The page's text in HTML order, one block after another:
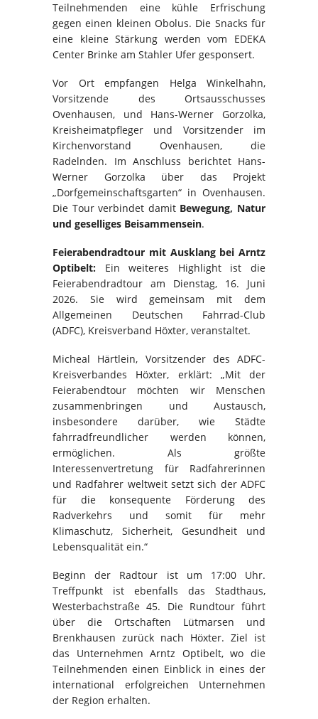
Teilnehmenden eine kühle Erfrischung
gegen einen kleinen Obolus. Die Snacks für
eine kleine Stärkung werden vom EDEKA
Center Brinke am Stahler Ufer gesponsert.
Vor Ort empfangen Helga Winkelhahn,
Vorsitzende des Ortsausschusses
Ovenhausen, und Hans-Werner Gorzolka,
Kreisheimatpfleger und Vorsitzender im
Kirchenvorstand Ovenhausen, die
Radelnden. Im Anschluss berichtet Hans-
Werner Gorzolka über das Projekt
„Dorfgemeinschaftsgarten“ in Ovenhausen.
Die Tour verbindet damit Bewegung, Natur
und geselliges Beisammensein.
Feierabendradtour mit Ausklang bei Arntz
Optibelt: Ein weiteres Highlight ist die
Feierabendradtour am Dienstag, 16. Juni
2026. Sie wird gemeinsam mit dem
Allgemeinen Deutschen Fahrrad-Club
(ADFC), Kreisverband Höxter, veranstaltet.
Micheal Härtlein, Vorsitzender des ADFC-
Kreisverbandes Höxter, erklärt: „Mit der
Feierabendtour möchten wir Menschen
zusammenbringen und Austausch,
insbesondere darüber, wie Städte
fahrradfreundlicher werden können,
ermöglichen. Als größte
Interessenvertretung für Radfahrerinnen
und Radfahrer weltweit setzt sich der ADFC
für die konsequente Förderung des
Radverkehrs und somit für mehr
Klimaschutz, Sicherheit, Gesundheit und
Lebensqualität ein.“
Beginn der Radtour ist um 17:00 Uhr.
Treffpunkt ist ebenfalls das Stadthaus,
Westerbachstraße 45. Die Rundtour führt
über die Ortschaften Lütmarsen und
Brenkhausen zurück nach Höxter. Ziel ist
das Unternehmen Arntz Optibelt, wo die
Teilnehmenden einen Einblick in eines der
international erfolgreichen Unternehmen
der Region erhalten.